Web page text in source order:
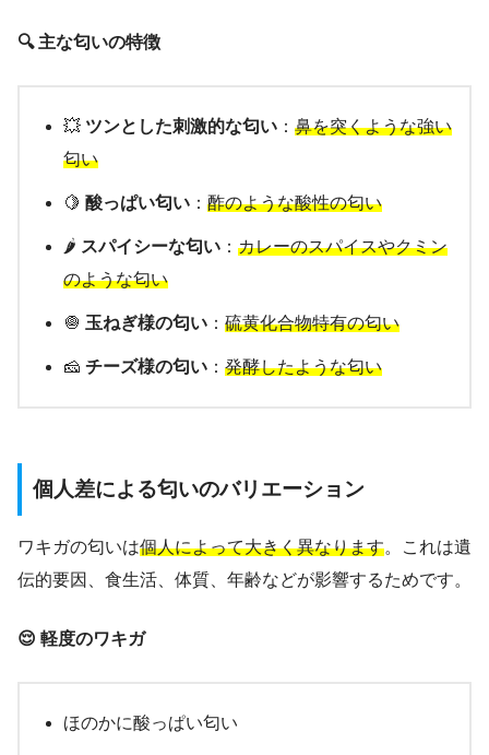
🔍 主な匂いの特徴
💥 ツンとした刺激的な匂い ： 鼻を突くような強い
匂い
🍋 酸っぱい匂い ： 酢のような酸性の匂い
🌶️ スパイシーな匂い ： カレーのスパイスやクミン
のような匂い
🧅 玉ねぎ様の匂い ： 硫黄化合物特有の匂い
🧀 チーズ様の匂い ： 発酵したような匂い
個人差による匂いのバリエーション
ワキガの匂いは個人によって大きく異なります。これは遺
伝的要因、食生活、体質、年齢などが影響するためです。
😌 軽度のワキガ
ほのかに酸っぱい匂い